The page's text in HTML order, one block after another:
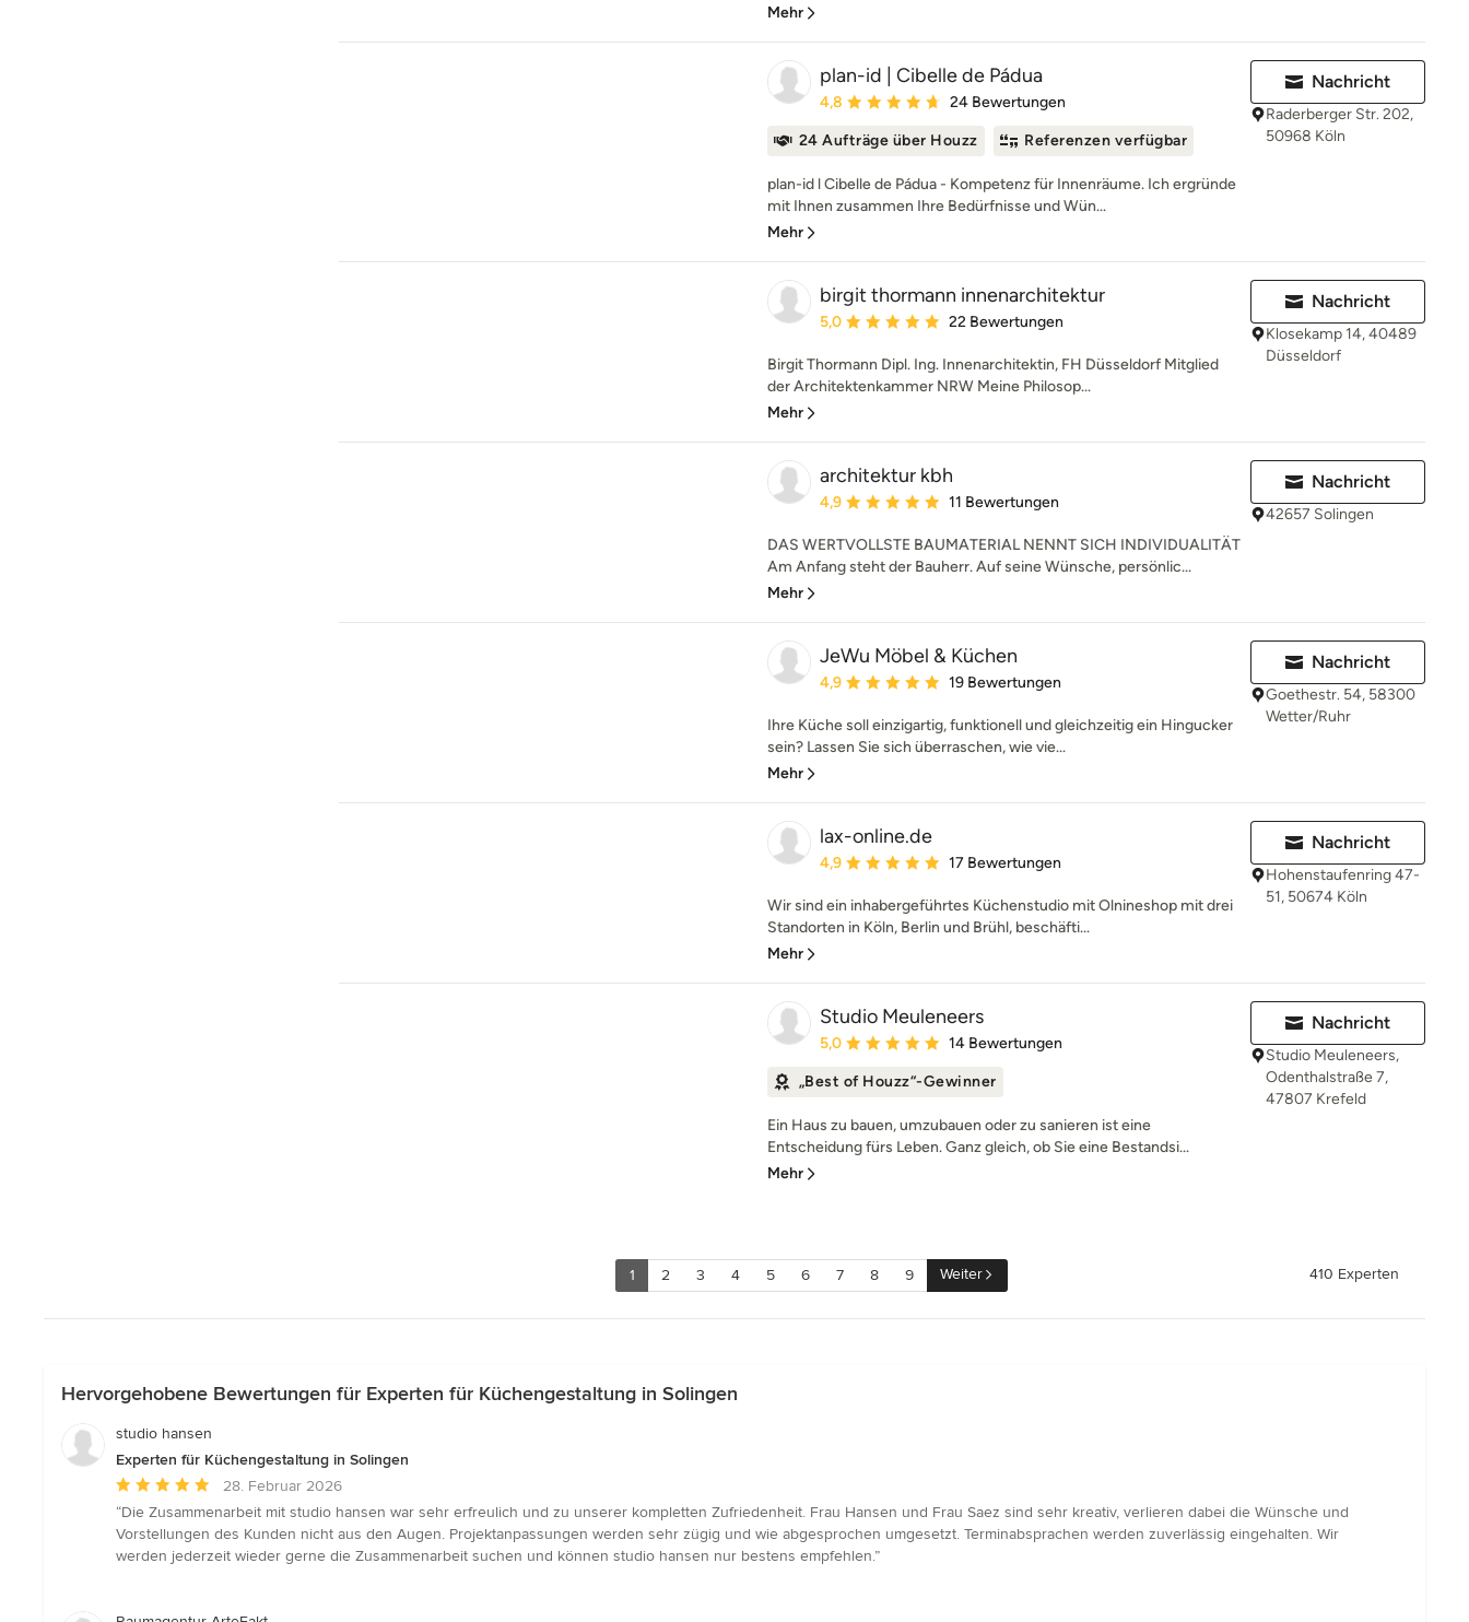
Mehr
plan-id | Cibelle de Pádua
Durchschnittliche Bewertung: 4.8 von 5 Sternen
4,8 24 Bewertungen
24 Aufträge über Houzz Referenzen verfügbar
plan-id l Cibelle de Pádua - Kompetenz für Innenräume. Ich ergründe
mit Ihnen zusammen Ihre Bedürfnisse und Wün...
Mehr
Nachricht
Raderberger Str. 202,
50968 Köln
birgit thormann innenarchitektur
Durchschnittliche Bewertung: 5 von 5 Sternen
5,0 22 Bewertungen
Birgit Thormann Dipl. Ing. Innenarchitektin, FH Düsseldorf Mitglied
der Architektenkammer NRW Meine Philosop...
Mehr
Nachricht
Klosekamp 14, 40489
Düsseldorf
architektur kbh
Durchschnittliche Bewertung: 4.9 von 5 Sternen
4,9 11 Bewertungen
DAS WERTVOLLSTE BAUMATERIAL NENNT SICH INDIVIDUALITÄT
Am Anfang steht der Bauherr. Auf seine Wünsche, persönlic...
Mehr
Nachricht
42657 Solingen
JeWu Möbel & Küchen
Durchschnittliche Bewertung: 4.9 von 5 Sternen
4,9 19 Bewertungen
Ihre Küche soll einzigartig, funktionell und gleichzeitig ein Hingucker
sein? Lassen Sie sich überraschen, wie vie...
Mehr
Nachricht
Goethestr. 54, 58300
Wetter/Ruhr
lax-online.de
Durchschnittliche Bewertung: 4.9 von 5 Sternen
4,9 17 Bewertungen
Wir sind ein inhabergeführtes Küchenstudio mit Olnineshop mit drei
Standorten in Köln, Berlin und Brühl, beschäfti...
Mehr
Nachricht
Hohenstaufenring 47-
51, 50674 Köln
Studio Meuleneers
Durchschnittliche Bewertung: 5 von 5 Sternen
5,0 14 Bewertungen
„Best of Houzz“-Gewinner
Ein Haus zu bauen, umzubauen oder zu sanieren ist eine
Entscheidung fürs Leben. Ganz gleich, ob Sie eine Bestandsi...
Mehr
Nachricht
Studio Meuleneers,
Odenthalstraße 7,
47807 Krefeld
1 2 3 4 5 6 7 8 9 Weiter 410 Experten
Hervorgehobene Bewertungen für Experten für Küchengestaltung in Solingen
studio hansen
Experten für Küchengestaltung in Solingen
Durchschnittliche
Bewertung:
5
von
28. Februar 2026
“Die Zusammenarbeit mit studio hansen war sehr erfreulich und zu unserer kompletten Zufriedenheit. Frau Hansen und Frau Saez sind sehr kreativ, verlieren dabei die Wünsche und
Vorstellungen des Kunden nicht aus den Augen. Projektanpassungen werden sehr zügig und wie abgesprochen umgesetzt. Terminabsprachen werden zuverlässig eingehalten. Wir
werden jederzeit wieder gerne die Zusammenarbeit suchen und können studio hansen nur bestens empfehlen.”